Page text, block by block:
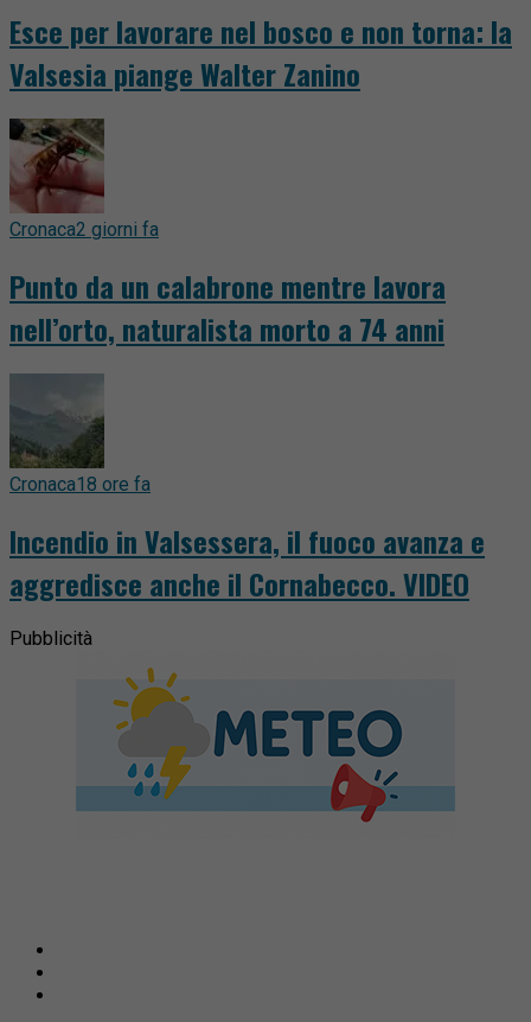
Esce per lavorare nel bosco e non torna: la
Valsesia piange Walter Zanino
Cronaca2 giorni fa
Punto da un calabrone mentre lavora
nell’orto, naturalista morto a 74 anni
Cronaca18 ore fa
Incendio in Valsessera, il fuoco avanza e
aggredisce anche il Cornabecco. VIDEO
Pubblicità